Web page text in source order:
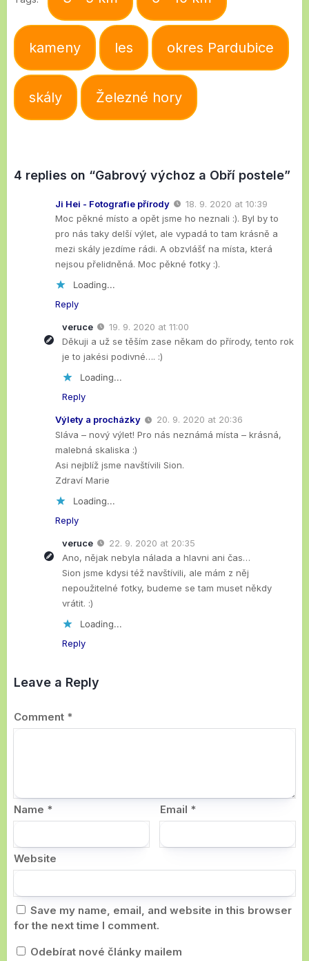
kameny les okres Pardubice
skály Železné hory
4 replies on “Gabrový výchoz a Obří postele”
Ji Hei - Fotografie přírody
18. 9. 2020 at 10:39
Moc pěkné místo a opět jsme ho neznali :). Byl by to
pro nás taky delší výlet, ale vypadá to tam krásně a
mezi skály jezdíme rádi. A obzvlášť na místa, která
nejsou přelidněná. Moc pěkné fotky :).
Loading...
Reply
veruce
19. 9. 2020 at 11:00
Děkuji a už se těším zase někam do přírody, tento rok
je to jakési podivné…. :)
Loading...
Reply
Výlety a procházky
20. 9. 2020 at 20:36
Sláva – nový výlet! Pro nás neznámá místa – krásná,
malebná skaliska :)
Asi nejblíž jsme navštívili Sion.
Zdraví Marie
Loading...
Reply
veruce
22. 9. 2020 at 20:35
Ano, nějak nebyla nálada a hlavni ani čas…
Sion jsme kdysi též navštívili, ale mám z něj
nepoužitelné fotky, budeme se tam muset někdy
vrátit. :)
Loading...
Reply
Leave a Reply
Comment *
Name * Email *
Website
Save my name, email, and website in this browser
for the next time I comment.
Odebírat nové články mailem